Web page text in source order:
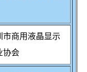
市商用液晶显示
协会